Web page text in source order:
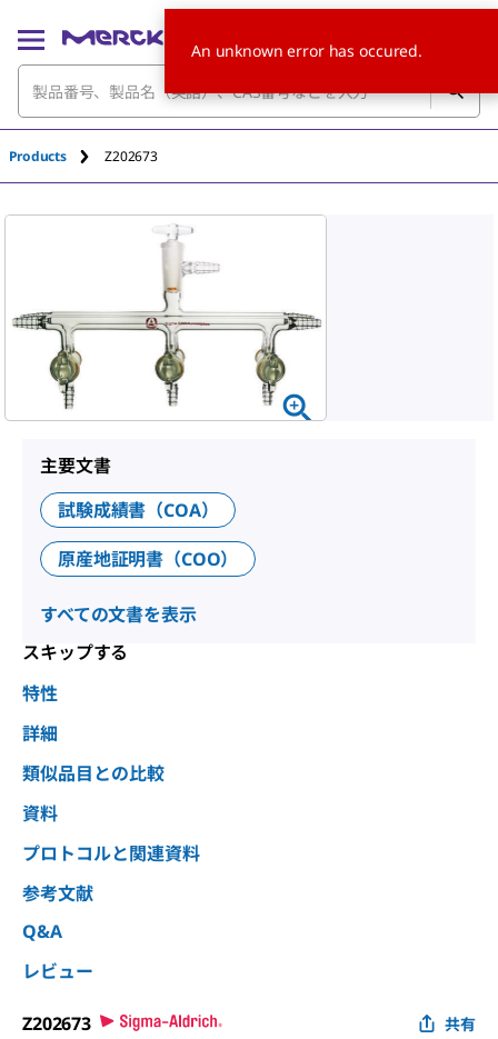
Products Z202673
主要文書
試験成績書（COA）
原産地証明書（COO）
すべての文書を表示
スキップする
特性
詳細
類似品目との比較
資料
プロトコルと関連資料
参考文献
Q&A
レビュー
Z202673 共有
An unknown error has occured.